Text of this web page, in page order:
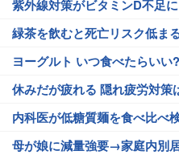
紫外線対策がビタミンD不足に
緑茶を飲むと死亡リスク低ま
ヨーグルト いつ食べたらいい?
休みだが疲れる 隠れ疲労対策
内科医が低糖質麺を食べ比べ
母が娘に減量強要→家庭内別